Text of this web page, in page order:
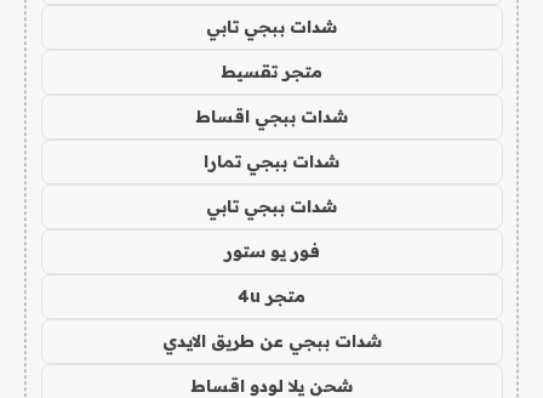
شدات ببجي تابي
متجر تقسيط
شدات ببجي اقساط
شدات ببجي تمارا
شدات ببجي تابي
فور يو ستور
متجر 4u
شدات ببجي عن طريق الايدي
شحن يلا لودو اقساط